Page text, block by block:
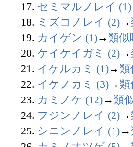
17. セミマルノレイ (1)
18. ミズコノレイ (2)→
19. カイゲン (1)→ 類似
20. ケイケイガミ (2)→
21. イケルカミ (1)→ 類
22. イケノカミ (3)→ 類
23. カミノケ (12)→ 類
24. フジンノレイ (2)→
25. シニンノレイ (1)→